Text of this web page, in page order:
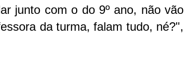
junto com o do 9º ano, não vão
da turma, falam tudo, né?",